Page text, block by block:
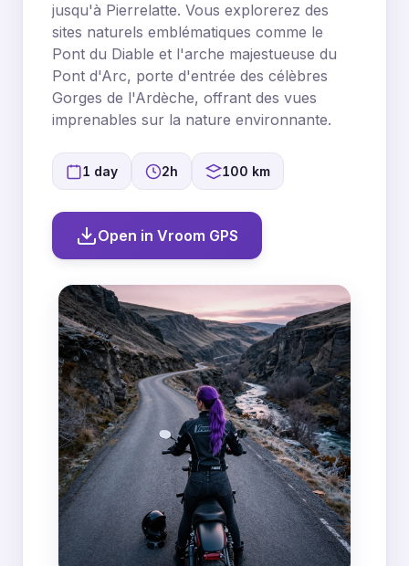
jusqu'à Pierrelatte. Vous explorerez des
sites naturels emblématiques comme le
Pont du Diable et l'arche majestueuse du
Pont d'Arc, porte d'entrée des célèbres
Gorges de l'Ardèche, offrant des vues
imprenables sur la nature environnante.
1 day 2h 100 km
Open in Vroom GPS